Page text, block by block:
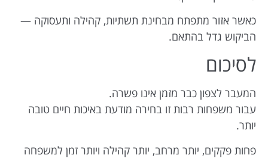
כאשר אזור מתפתח מבחינת תשתיות, קהילה ותעסוקה —
הביקוש גדל בהתאם.
לסיכום
המעבר לצפון כבר מזמן אינו פשרה.
עבור משפחות רבות זו בחירה מודעת באיכות חיים טובה
יותר.
פחות פקקים, יותר מרחב, יותר קהילה ויותר זמן למשפחה